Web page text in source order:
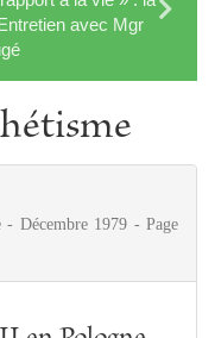
avec Mgr
- Décembre 1979 - Page